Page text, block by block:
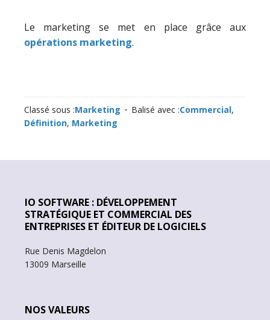
Le marketing se met en place grâce aux
opérations marketing.
Classé sous :Marketing Balisé avec :Commercial,
Définition, Marketing
IO SOFTWARE : DÉVELOPPEMENT
STRATÉGIQUE ET COMMERCIAL DES
ENTREPRISES ET ÉDITEUR DE LOGICIELS
Rue Denis Magdelon
13009 Marseille
NOS VALEURS